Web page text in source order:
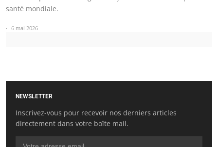
santé mondiale.
6 mai 2026
NEWSLETTER
Inscrivez-vous pour recevoir nos derniers articles
directement dans votre boîte mail.